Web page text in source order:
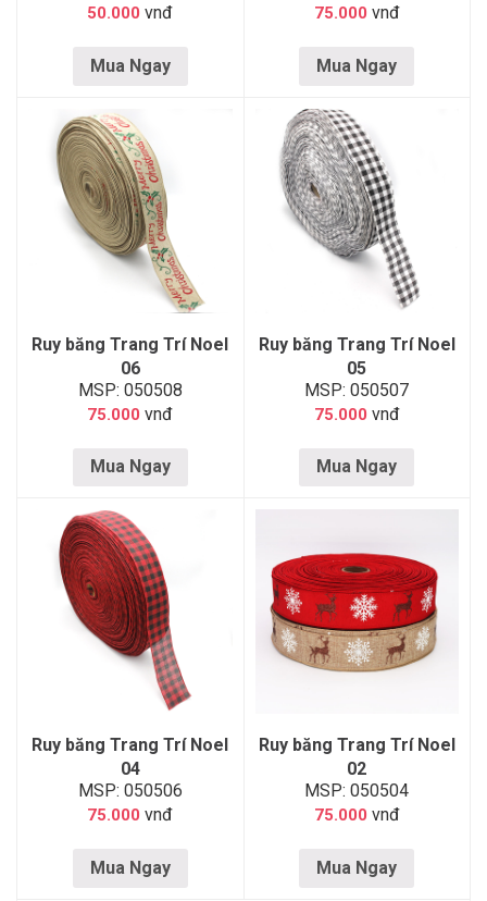
50.000 vnđ
Mua Ngay
75.000 vnđ
Mua Ngay
Ruy băng Trang Trí Noel
06
MSP: 050508
75.000 vnđ
Mua Ngay
Ruy băng Trang Trí Noel
05
MSP: 050507
75.000 vnđ
Mua Ngay
Ruy băng Trang Trí Noel
04
MSP: 050506
75.000 vnđ
Mua Ngay
Ruy băng Trang Trí Noel
02
MSP: 050504
75.000 vnđ
Mua Ngay